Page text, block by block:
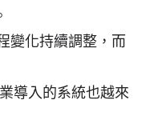
變化持續調整，而
導入的系統也越來